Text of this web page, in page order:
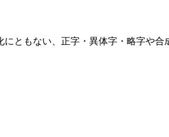
ともない、正字・異体字・略字や合